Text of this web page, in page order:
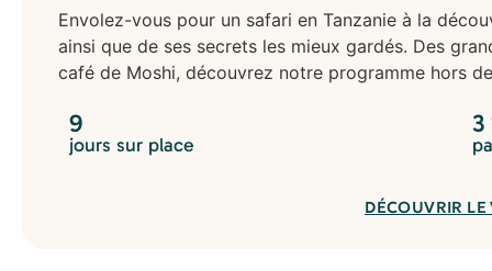
Envolez-vous pour un safari en Tanzanie à la
ainsi que de ses secrets les mieux gardés. Des
café de Moshi, découvrez notre programme hors
9
jours sur place
3
DÉCOUVRIR LE